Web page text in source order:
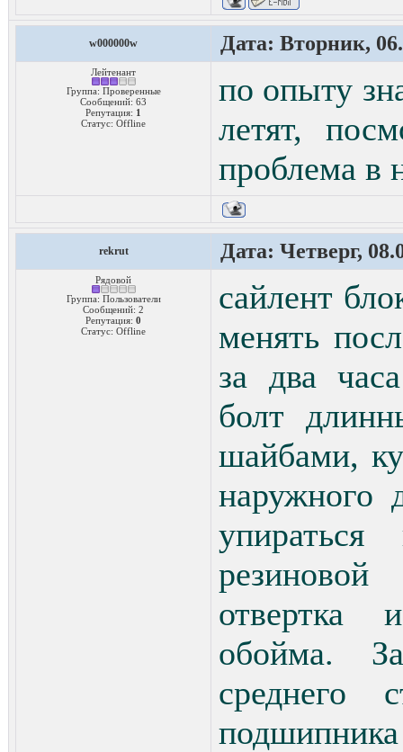
w000000w Дата: Вторник,
Лейтенант
Группа: Проверенные
Сообщений: 63
Репутация: 1
Статус: Offline
по опыту
летят,
проблема в
rekrut Дата: Четверг,
Рядовой
Группа: Пользователи
Сообщений: 2
Репутация: 0
Статус: Offline
сайлент
менять
за два
болт
шайбами,
наружного
отвертка
обойма.